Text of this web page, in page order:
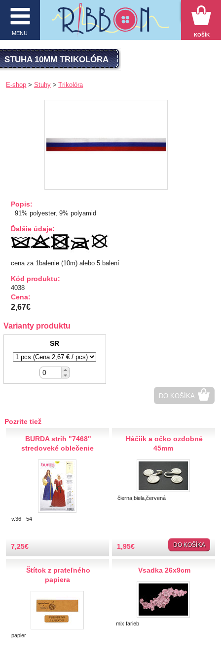
VYHĽADÁVANIE
MENU
O firme
Obchodné podmienky
KATEGÓRIE PRODUKTOV
TIPY NA DARČEKY
Zľavnené
Aplikácie
Bižutérny kútik
Burda strihy
Dekorácie
Guma
Hobby
Ihly a špendlíky
Krajčírske potreby
Krajky
Látky-metráž
Lemovky
Nášivky a Nažehlovačky
Nite a Priadze
Perie, pierka, perá
MENU KOŠÍK
STUHA 10MM TRIKOLÓRA
E-shop Stuhy Trikolóra
Popis:
91% polyester, 9% polyamid
Ďalšie údaje:
cena za 1balenie (10m) alebo 5 balení
Kód produktu:
4038
Cena:
2,67€
Varianty produktu
SR
DO KOŠÍKA
Pozrite tiež
BURDA strih "7468"
stredoveké oblečenie
v.36 - 54
7,25€
Háčiik a očko ozdobné
45mm
čierna,biela,červená
1,95€ DO KOŠÍKA
Štítok z prateľného
papiera
papier
Vsadka 26x9cm
mix farieb